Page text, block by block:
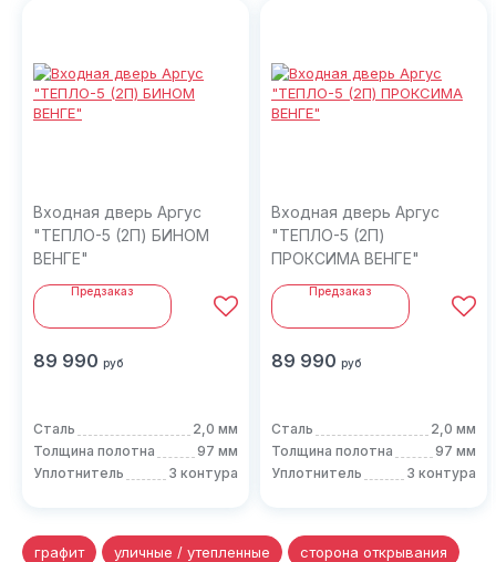
Входная дверь Аргус
"ТЕПЛО-5 (2П) БИНОМ
ВЕНГЕ"
Предзаказ
89 990 руб
Сталь
2,0 мм
Толщина полотна
97 мм
Уплотнитель
3 контура
Входная дверь Аргус
"ТЕПЛО-5 (2П)
ПРОКСИМА ВЕНГЕ"
Предзаказ
89 990 руб
Сталь
2,0 мм
Толщина полотна
97 мм
Уплотнитель
3 контура
графит уличные / утепленные сторона открывания